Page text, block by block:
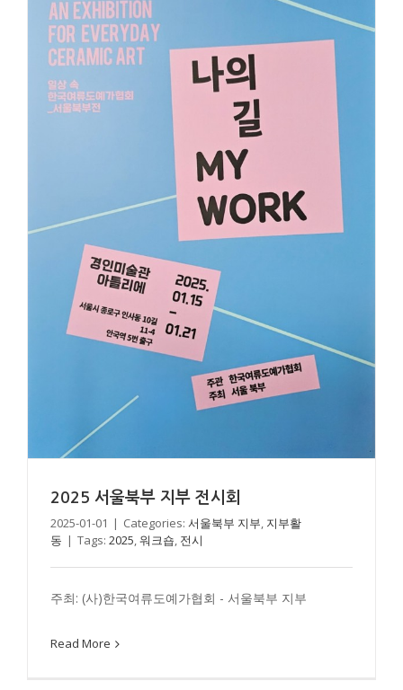
2025 서울북부 지부 전시회
2025-01-01 | Categories: 서울북부 지부, 지부활
동 | Tags: 2025,워크숍, 전시
주최: (사)한국여류도예가협회 - 서울북부 지부
Read More
2024 서울남부 지부활동